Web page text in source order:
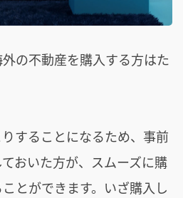
の不動産を購入する方はた
することになるため、事前
おいた方が、スムーズに購
とができます。いざ購入し